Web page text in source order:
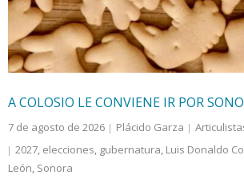
A COLOSIO LE CONVIENE IR POR
7 de agosto de 2026 Plácido Garza
2027, elecciones, gubernatura, Luis Donaldo
León, Sonora